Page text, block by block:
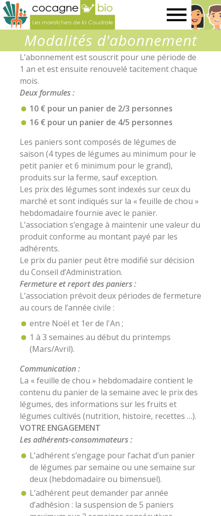
maraîchers
de
la
Modalités d'abonnement
L’abonnement est souscrit pour une période de
1 an et est ensuite renouvelé tacitement chaque
mois.
Deux formules :
10 € pour un panier de 2/3 personnes
16 € pour un panier de 4/5 personnes
Les paniers sont composés de légumes de
saison (4 types de légumes au minimum pour le
petit panier et 6 minimum pour le grand),
produits sur la ferme, sauf exception.
Les prix des légumes sont indexés sur ceux du
marché et sont indiqués sur la « feuille de chou »
hebdomadaire fournie avec le panier.
L’association s’engage à maintenir une valeur du
produit conforme au montant payé par les
adhérents.
Le prix du panier peut être modifié sur décision
du Conseil d’Administration.
Fermeture et report des paniers :
L’association prévoit deux périodes de fermeture
au cours de l’année civile :
entre Noël et 1er de l'An ;
1 à 3 semaines au début du printemps
(Mars/Avril).
Communication :
La « feuille de chou » hebdomadaire contient le
contenu du panier de la semaine avec le prix des
légumes, des informations sur les fruits et
légumes cultivés (nutrition, histoire, recettes …).
VOTRE ENGAGEMENT
Les adhérents-consommateurs :
L’adhérent s’engage pour l’achat d’un panier
de légumes par semaine ou une semaine sur
deux (hebdomadaire ou bimensuel).
L’adhérent peut demander par année
d’adhésion : la suspension de 5 paniers